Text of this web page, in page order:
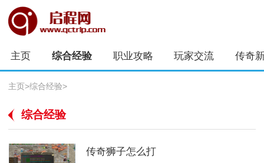
主页 综合经验 职业攻略 玩家交流 传奇
主页>综合经验>
综合经验
传奇狮子怎么打